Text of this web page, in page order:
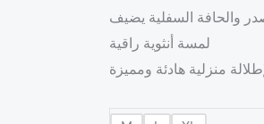
والحافة السفلية يضيف
لمسة أنثوية راقية
منزلية هادئة ومميزة